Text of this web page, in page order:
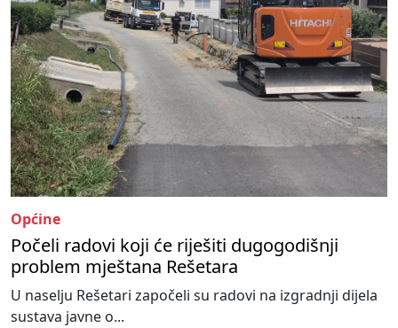
Općine
Počeli radovi koji će riješiti dugogodišnji
problem mještana Rešetara
U naselju Rešetari započeli su radovi na izgradnji dijela
sustava javne o...